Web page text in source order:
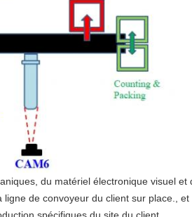
du matériel électronique visuel
de convoyeur du client sur place.,